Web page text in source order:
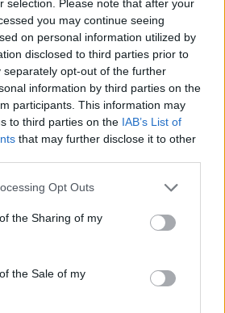
selection. Please note that after your
you may continue seeing
on personal information utilized by
disclosed to third parties prior to
separately opt-out of the further
information by third parties on the
participants. This information may
to third parties on the IAB’s List of
that may further disclose it to other
app uses one or more Google
or usage behaviour. You may click to
Google and its third-party tags to
specified purposes in below Google
Opt Outs
the Sharing of my
the Sale of my
Lifestyle
ΝΤΕΙΒΙΝΤ ΛΙΝΤΣ
στοGoogle Newsκαι
για όλη την ειδησεογραφία και τα
στην Κρήτη:
πόσο να πληρώσει για